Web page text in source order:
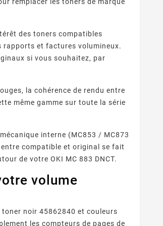
des toners compatibles
rapports et factures volumineux.
si vous souhaitez, par
la cohérence de rendu entre
même gamme sur toute la série
interne (MC853 / MC873
entre compatible et original se fait
de votre OKI MC 883 DNCT.
volume
toner noir 45862840 et couleurs
les compteurs de pages de